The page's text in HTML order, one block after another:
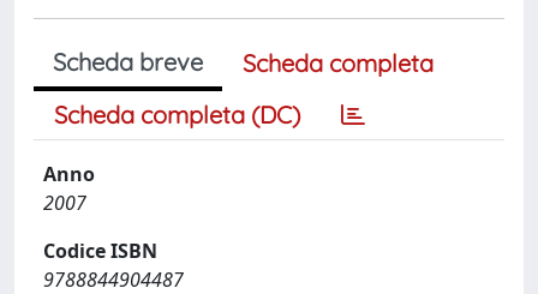
Scheda breve
Scheda completa
Scheda completa (DC)
Anno
2007
Codice ISBN
9788844904487